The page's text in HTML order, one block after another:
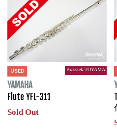
USED Brasstek TOYAMA
YAMAHA
Flute YFL-311
Sold Out